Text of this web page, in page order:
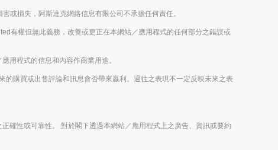
或損失，阿斯達克網絡信息有限公司不承擔任何責任。
有權但無此義務，改善或更正在本網站／應用程式的任何部分之錯誤或
用程式的信息和內容作商業用途。
購買或出售評論和訊息會否帶來贏利。過往之表現不一定反映未來之表
確性或可靠性。 對於閣下透過本網站／應用程式上之廣告、資訊或要約